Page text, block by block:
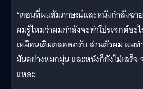
“ตอนที่ผมสัมภาษณ์และหนังกำลังฉา
ผมรู้ไหมว่าผมกำลังจะทำโปรเจกต์อะ
เหมือนเดิมตลอดครับ ส่วนตัวผม ผมท
มันอย่างหมกมุ่น และหนังก็ยังไม่เสร็
แหละ